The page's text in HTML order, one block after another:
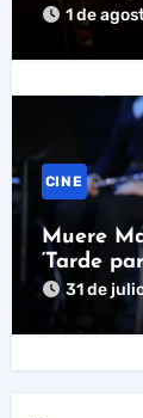
1 de
CINE
Muere
‘Tarde
31 de